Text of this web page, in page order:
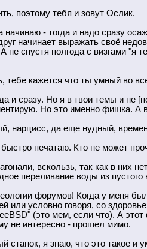
поэтому тебя и зовут Ослик.
начинаю - тогда и надо сразу
начинает выражать своё
не спустя полгода с визгами
тебе кажется что ты умный во
и сразу. Но я в твои темы и не
Но это именно фишка. А
нарцисс, да еще нудный,
печатаю. Кто не может
вскользь, так как в них
переливание воды из пустого
форумов! Когда у меня
или условно говоря, со
(это мем, если что). А
не интересно - прошел мимо.
станок, я знаю, что это такое